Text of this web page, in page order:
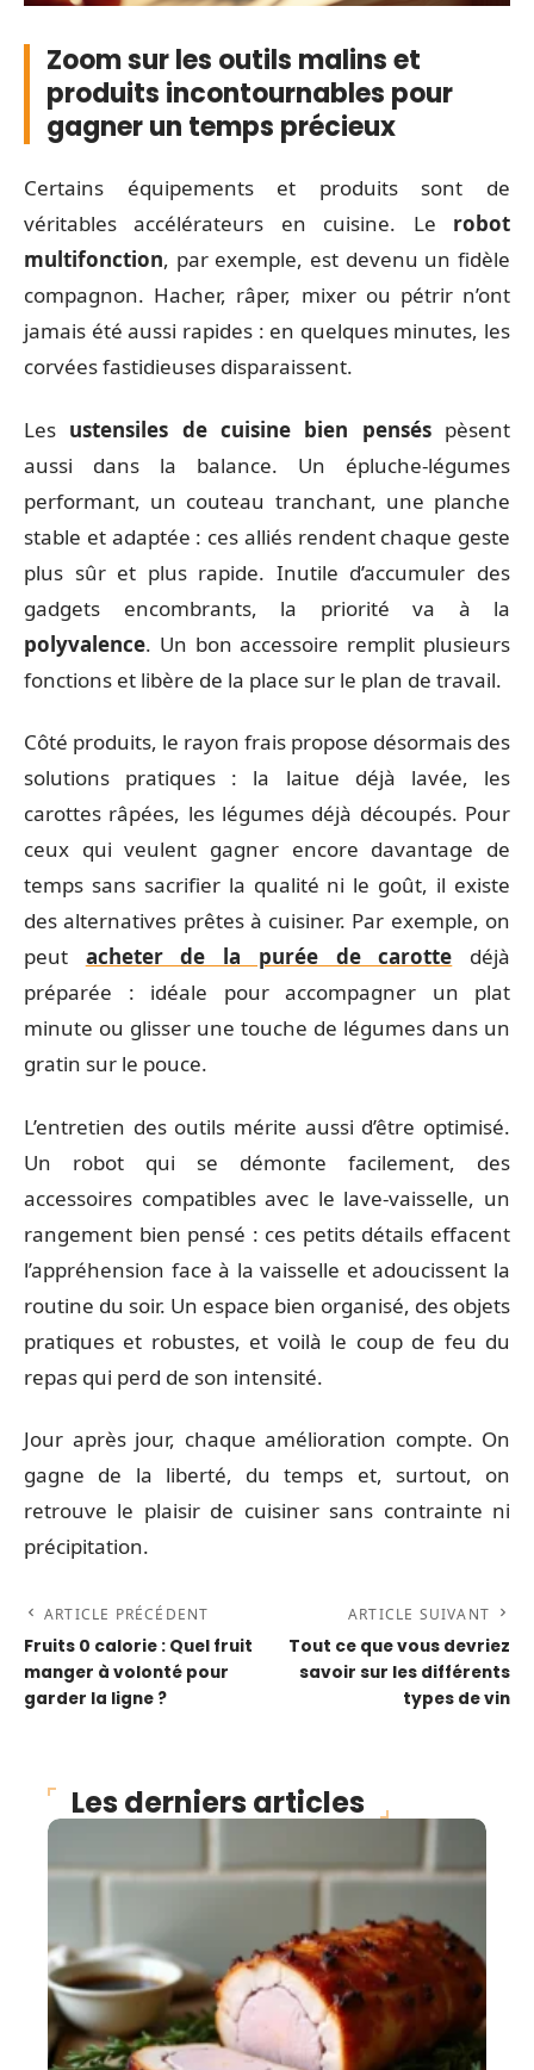
Zoom sur les outils malins et
produits incontournables pour
gagner un temps précieux
Certains équipements et produits sont de
véritables accélérateurs en cuisine. Le robot
multifonction, par exemple, est devenu un fidèle
compagnon. Hacher, râper, mixer ou pétrir n’ont
jamais été aussi rapides : en quelques minutes, les
corvées fastidieuses disparaissent.
Les ustensiles de cuisine bien penséspèsent
aussi dans la balance. Un épluche-légumes
performant, un couteau tranchant, une planche
stable et adaptée : ces alliés rendent chaque geste
plus sûr et plus rapide. Inutile d’accumuler des
gadgets encombrants, la priorité va à la
polyvalence. Un bon accessoire remplit plusieurs
fonctions et libère de la place sur le plan de travail.
Côté produits, le rayon frais propose désormais des
solutions pratiques : la laitue déjà lavée, les
carottes râpées, les légumes déjà découpés. Pour
ceux qui veulent gagner encore davantage de
temps sans sacrifier la qualité ni le goût, il existe
des alternatives prêtes à cuisiner. Par exemple, on
peut acheter de la purée de carotte déjà
préparée : idéale pour accompagner un plat
minute ou glisser une touche de légumes dans un
gratin sur le pouce.
L’entretien des outils mérite aussi d’être optimisé.
Un robot qui se démonte facilement, des
accessoires compatibles avec le lave-vaisselle, un
rangement bien pensé : ces petits détails effacent
l’appréhension face à la vaisselle et adoucissent la
routine du soir. Un espace bien organisé, des objets
pratiques et robustes, et voilà le coup de feu du
repas qui perd de son intensité.
Jour après jour, chaque amélioration compte. On
gagne de la liberté, du temps et, surtout, on
retrouve le plaisir de cuisiner sans contrainte ni
précipitation.
ARTICLE PRÉCÉDENT
Fruits 0 calorie : Quel fruit
manger à volonté pour
garder la ligne ?
ARTICLE SUIVANT
Tout ce que vous devriez
savoir sur les différents
types de vin
Les derniers articles